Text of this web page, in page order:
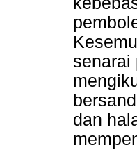
senarai
dan